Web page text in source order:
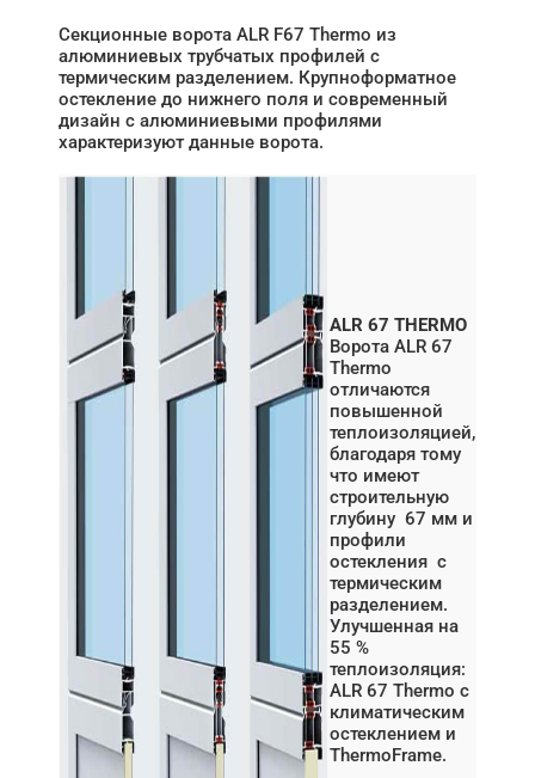
Секционные ворота ALR F67 Thermo из
алюминиевых трубчатых профилей с
термическим разделением. Крупноформатное
остекление до нижнего поля и современный
дизайн с алюминиевыми профилями
характеризуют данные ворота.
ALR 67 THERMO
Ворота ALR 67
Thermo
отличаются
повышенной
теплоизоляцией,
благодаря тому
что имеют
строительную
глубину 67 мм и
профили
остекления с
термическим
разделением.
Улучшенная на
55 %
теплоизоляция:
ALR 67 Thermo с
климатическим
остеклением и
ThermoFrame.